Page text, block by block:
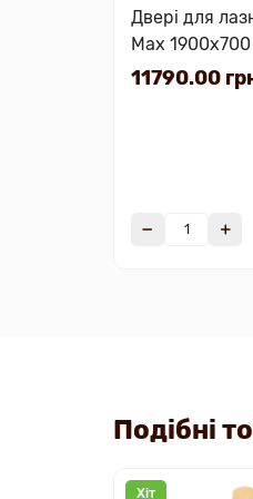
Двері для
Max 1900х700
11790.00
Подібні
Хіт